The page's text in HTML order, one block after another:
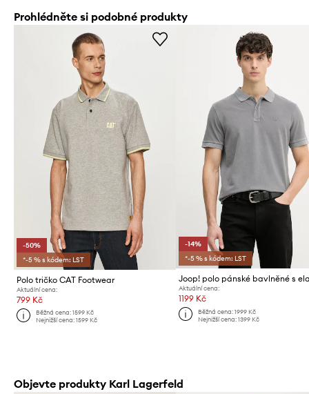
Prohlédněte si podobné produkty
-50%
*-5 % s kódem: LST
Polo tričko CAT Footwear
Aktuální cena:
799 Kč
Běžná cena:1599 Kč
Nejnižší cena:1599 Kč
-14%
*-5 % s kódem: LST
Aktuální cena:
1199 Kč
Běžná cena: 1999 Kč
Nejnižší cena: 1399 Kč
Objevte produkty Karl Lagerfeld